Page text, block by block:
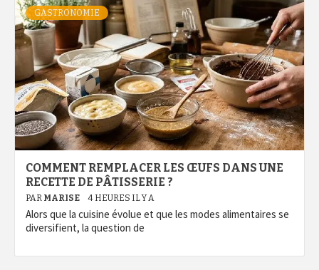
GASTRONOMIE
COMMENT REMPLACER LES ŒUFS DANS UNE
RECETTE DE PÂTISSERIE ?
PAR MARISE 4 HEURES IL Y A
Alors que la cuisine évolue et que les modes alimentaires se
diversifient, la question de